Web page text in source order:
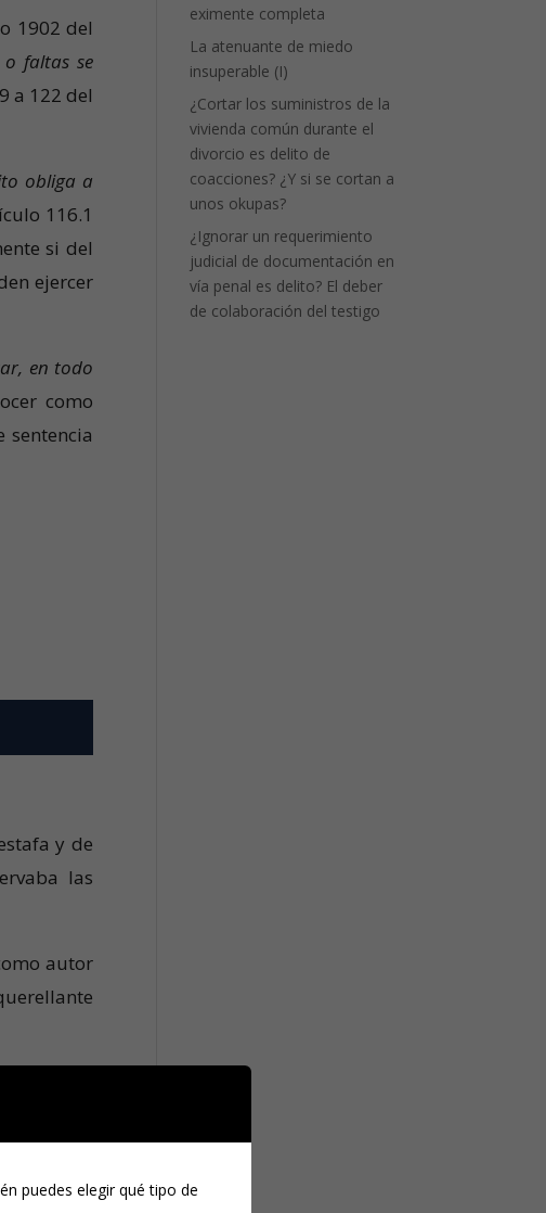
1902 del
o faltas se
a 122 del
obliga a
116.1
si del
ejercer
en todo
como
sentencia
y de
las
autor
posterior
probados
eximente completa
La atenuante de miedo
insuperable (I)
¿Cortar los suministros de la
vivienda común durante el
divorcio es delito de
coacciones? ¿Y si se cortan a
unos okupas?
¿Ignorar un requerimiento
judicial de documentación en
vía penal es delito? El deber
de colaboración del testigo
puedes elegir qué tipo de